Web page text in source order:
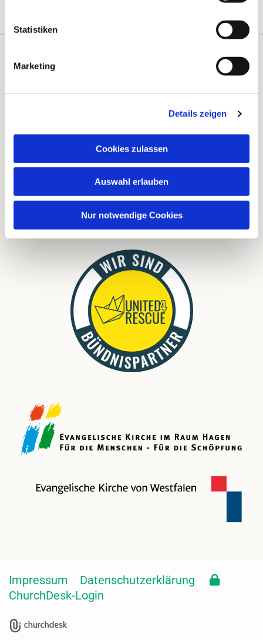
Statistiken
Marketing
Details zeigen
Cookies zulassen
Auswahl erlauben
Nur notwendige Cookies
Kalender
Instagram
Links
Impressum
Datenschutzerklärung
ChurchDesk-Login